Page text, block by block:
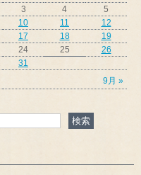
9月 »
3 4
5
10 11
12
17 18
19
24 25
26
31